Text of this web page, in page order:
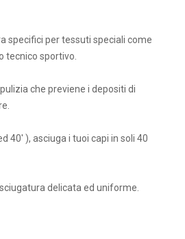
specifici per tessuti speciali come
tecnico sportivo.
che previene i depositi di
40' ), asciuga i tuoi capi in soli 40
delicata ed uniforme.